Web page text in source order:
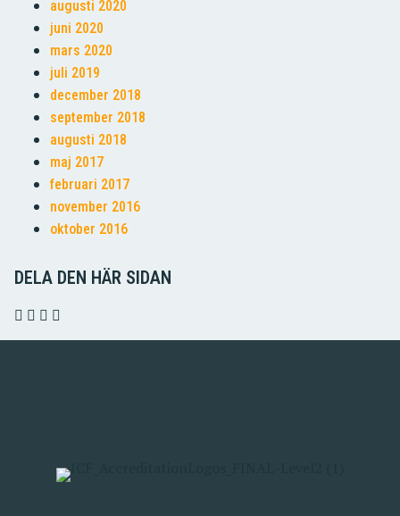
augusti 2020
juni 2020
mars 2020
juli 2019
december 2018
september 2018
augusti 2018
maj 2017
februari 2017
november 2016
oktober 2016
DELA DEN HÄR SIDAN